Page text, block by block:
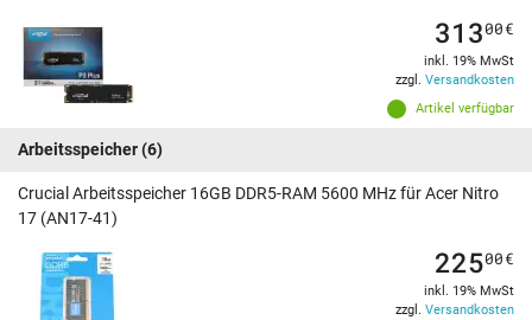
Artikel verfügbar
31300€
inkl. 19% MwSt
zzgl. Versandkosten
Arbeitsspeicher(6)
Crucial Arbeitsspeicher 16GB DDR5-RAM 5600 MHz für Acer Nitro
17 (AN17-41)
22500€
inkl. 19% MwSt
zzgl. Versandkosten